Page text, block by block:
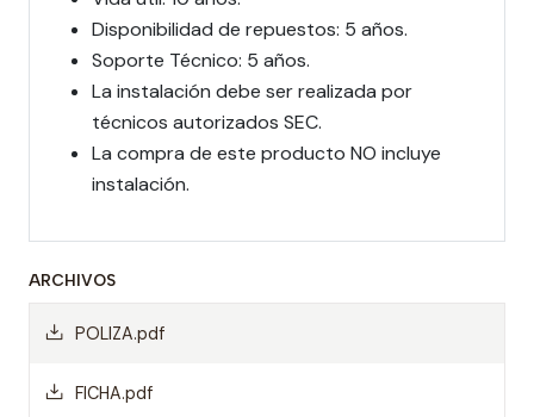
Disponibilidad de repuestos: 5 años.
Soporte Técnico: 5 años.
La instalación debe ser realizada por
técnicos autorizados SEC.
La compra de este producto NO incluye
instalación.
ARCHIVOS
POLIZA.pdf
FICHA.pdf